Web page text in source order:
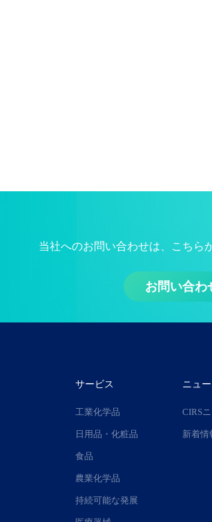
当社へのお問い合わせは、こちら
お問い合わ
サービス
工業化学品
日用品・化粧品
食品
農業化学品
持続可能な発展
ニュ
CIRS
新着情